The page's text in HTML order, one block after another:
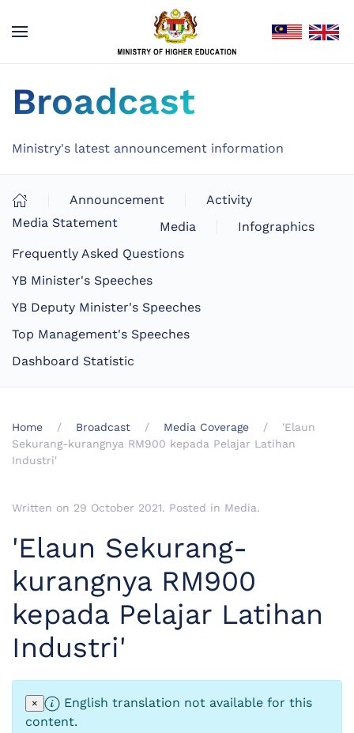
Broadcast
Ministry's latest announcement information
Announcement
Activity
Media Statement
Media
Infographics
Frequently Asked Questions
YB Minister's Speeches
YB Deputy Minister's Speeches
Top Management's Speeches
Dashboard Statistic
Home Broadcast Media Coverage
'Elaun
Sekurang-kurangnya RM900 kepada Pelajar Latihan
Industri'
Written on 29 October 2021. Posted in Media.
'Elaun Sekurang-
kurangnya RM900
kepada Pelajar Latihan
Industri'
×
English translation not available for this
content.